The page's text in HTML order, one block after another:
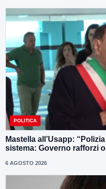
POLITICA
Mastella all’Usapp:
sistema: Governo rafforzi
6 AGOSTO 2026